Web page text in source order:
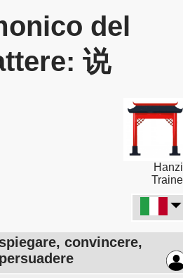
del
说
spiegare, convincere,
persuadere